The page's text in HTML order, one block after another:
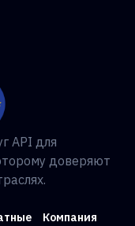
API для
доверяют
Компания